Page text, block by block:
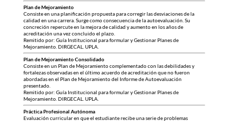
Plan de Mejoramiento
Consiste en una planificación propuesta para corregir las desviaciones de la
calidad en una carrera. Surge como consecuencia de la autoevaluación. Su
concreción repercute en la mejora de calidad y aumento en los años de
acreditación una vez concluido el plazo.
Remitido por: Guía Institucional para formular y Gestionar Planes de
Mejoramiento. DIRGECAL. UPLA.
Plan de Mejoramiento Consolidado
Consiste en un Plan de Mejoramiento complementado con las debilidades y
fortalezas observadas en el último acuerdo de acreditación que no fueron
abordadas en el Plan de Mejoramiento del Informe de Autoevaluación
presentado.
Remitido por: Guía Institucional para formular y Gestionar Planes de
Mejoramiento. DIRGECAL. UPLA.
Práctica Profesional Autónoma
Evaluación curricular en que el estudiante recibe una serie de problemas